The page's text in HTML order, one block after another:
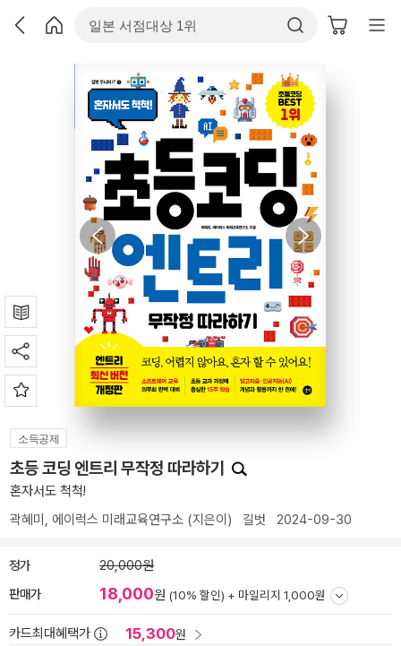
소득공제
초등 코딩 엔트리 무작정 따라하기
혼자서도 척척!
곽혜미 , 에이럭스 미래교육연구소 (지은이) 길벗 2024-09-30
정가 20,000원
판매가 18,000원 (10% 할인) + 마일리지 1,000원
카드최대혜택가 15,300원